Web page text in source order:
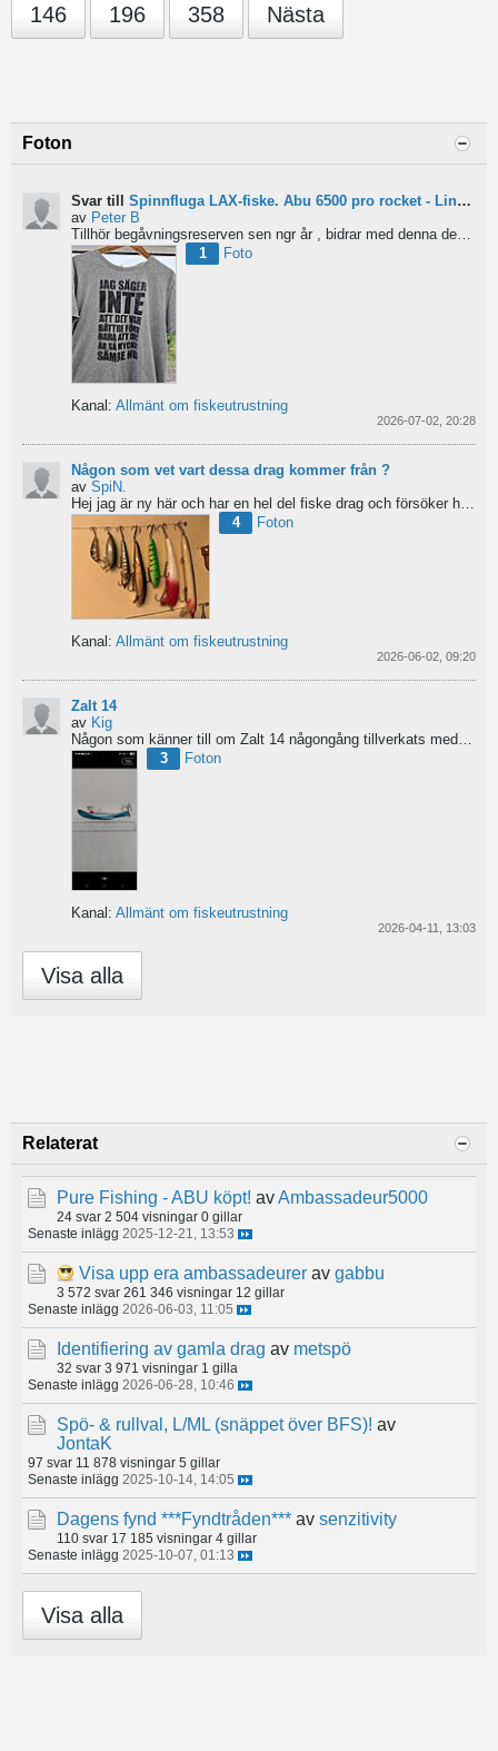
146 196 358 Nästa
Foton
Svar till Spinnfluga LAX-fiske. Abu 6500 pro rocket - Lina för kort?
av Peter B
1
Foto
Kanal: Allmänt om fiskeutrustning
2026-07-02, 20:28
Någon som vet vart dessa drag kommer från ?
av SpiN.
Hej jag är ny här och har en hel del fiske drag och försöker hitta information från vart dom kommer...
4
Foton
Kanal: Allmänt om fiskeutrustning
2026-06-02, 09:20
Zalt 14
av Kig
3
Foton
Kanal: Allmänt om fiskeutrustning
2026-04-11, 13:03
Visa alla
Relaterat
Pure Fishing - ABU köpt! avAmbassadeur5000
24 svar 2 504 visningar 0 gillar
Senaste inlägg 2025-12-21, 13:53
Visa upp era ambassadeurer av gabbu
3 572 svar 261 346 visningar 12 gillar
Senaste inlägg 2026-06-03, 11:05
Identifiering av gamla drag av metspö
32 svar 3 971 visningar 1 gilla
Senaste inlägg 2026-06-28, 10:46
Spö- & rullval, L/ML (snäppet över BFS)! av
JontaK
97 svar 11 878 visningar 5 gillar
Senaste inlägg 2025-10-14, 14:05
Dagens fynd ***Fyndtråden*** av senzitivity
110 svar 17 185 visningar 4 gillar
Senaste inlägg 2025-10-07, 01:13
Visa alla